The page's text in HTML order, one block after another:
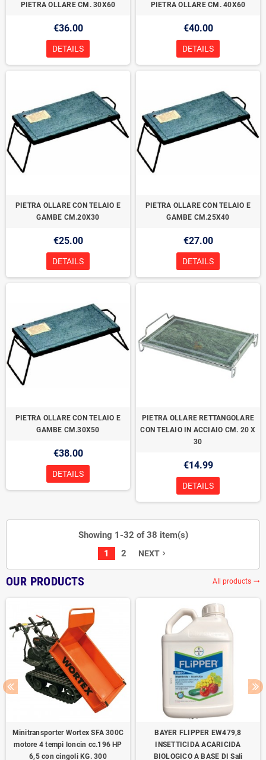
PIETRA OLLARE CM. 30X60
€36.00
DETAILS
PIETRA OLLARE CM. 40X60
€40.00
DETAILS
PIETRA OLLARE CON TELAIO E
GAMBE CM.20X30
€25.00
DETAILS
PIETRA OLLARE CON TELAIO E
GAMBE CM.25X40
€27.00
DETAILS
PIETRA OLLARE CON TELAIO E
GAMBE CM.30X50
€38.00
DETAILS
PIETRA OLLARE RETTANGOLARE
CON TELAIO IN ACCIAIO CM. 20 X
30
€14.99
DETAILS
Showing 1-32 of 38 item(s)
1
2 NEXT navigate_next
OUR PRODUCTS All products trending_flat
Minitransporter Wortex SFA 300C
motore 4 tempi loncin cc.196 HP
6,5 con cingoli KG. 300
BAYER FLIPPER EW479,8
INSETTICIDA ACARICIDA
BIOLOGICO A BASE DI Sali